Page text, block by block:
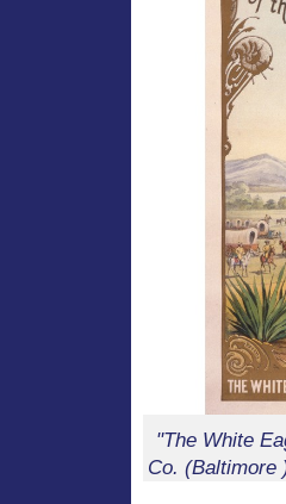
"The White
Co. (Baltimore